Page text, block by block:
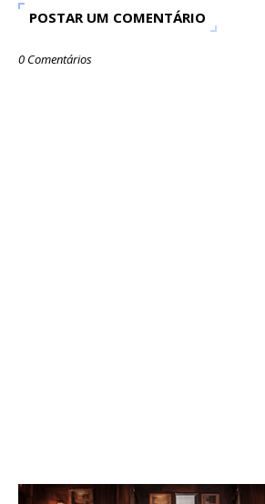
POSTAR UM COMENTÁRIO
0 Comentários